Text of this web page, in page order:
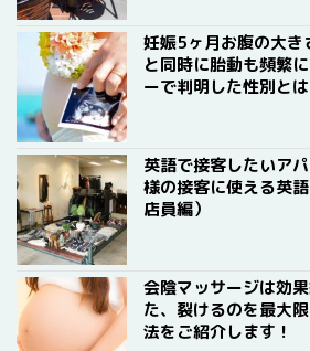
妊娠5ヶ月お腹の大き
と同時に胎動も頻繁
ーで判明した性別とは
英語で接客したいア
様の接客に使える英
店員編）
会陰マッサージは効
た、裂けるのを最大
法をご紹介します！